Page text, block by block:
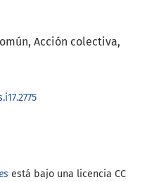
Acción colectiva,
está bajo una licencia CC